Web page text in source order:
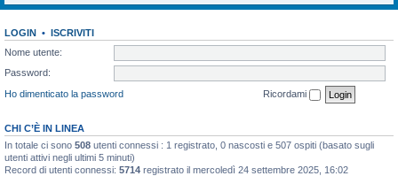
LOGIN • ISCRIVITI
Nome utente:
Password:
Ho dimenticato la password
Ricordami
CHI C’È IN LINEA
In totale ci sono 508 utenti connessi : 1 registrato, 0 nascosti e 507 ospiti (basato sugli
utenti attivi negli ultimi 5 minuti)
Record di utenti connessi: 5714 registrato il mercoledì 24 settembre 2025, 16:02